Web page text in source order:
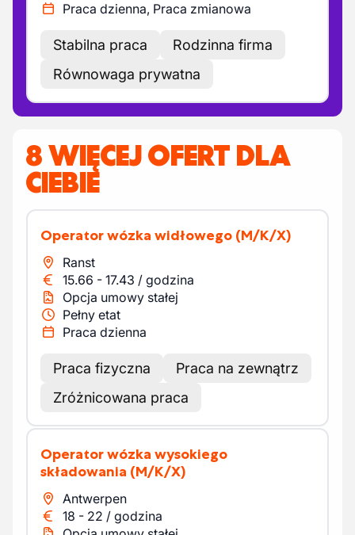
Praca dzienna, Praca zmianowa
Stabilna praca
Rodzinna firma
Równowaga prywatna
8 WIĘCEJ OFERT DLA
CIEBIE
Operator wózka widłowego (M/K/X)
Ranst
15.66 - 17.43 / godzina
Opcja umowy stałej
Pełny etat
Praca dzienna
Praca fizyczna
Praca na zewnątrz
Zróżnicowana praca
Operator wózka wysokiego
składowania (M/K/X)
Antwerpen
18 - 22 / godzina